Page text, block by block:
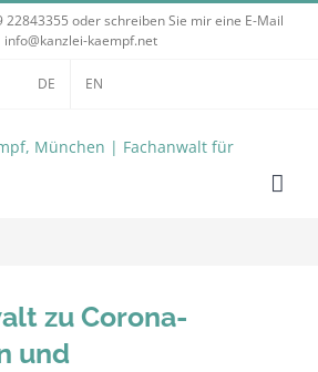
22843355 oder schreiben Sie mir eine E-Mail
info@kanzlei-kaempf.net
DE EN
zu Corona-
und